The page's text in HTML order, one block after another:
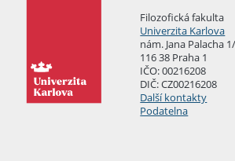
Filozofická fakulta
Univerzita Karlova
nám. Jana Palacha
116 38 Praha 1
IČO: 00216208
DIČ: CZ00216208
Další kontakty
Podatelna